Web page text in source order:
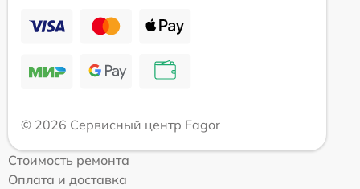
© 2026 Сервисный центр Fagor
Стоимость ремонта
Оплата и доставка